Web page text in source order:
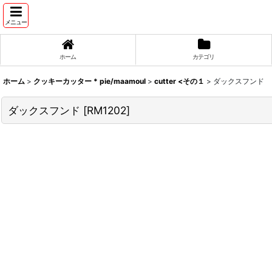
メニュー
ホーム カテゴリ
ホーム > クッキーカッター * pie/maamoul > cutter <その１ > ダックスフンド
ダックスフンド [RM1202]